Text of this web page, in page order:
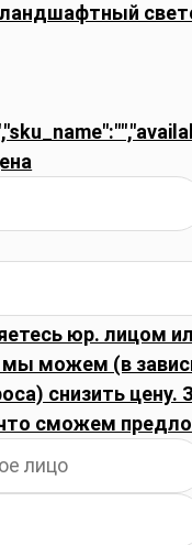
юр. лицом
мы можем (в
снизить
сможем